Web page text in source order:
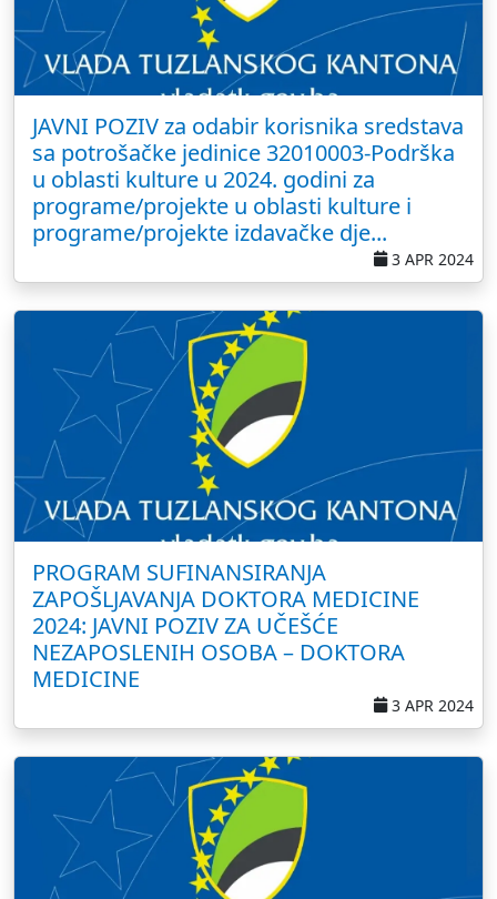
JAVNI POZIV za odabir korisnika sredstava
sa potrošačke jedinice 32010003-Podrška
u oblasti kulture u 2024. godini za
programe/projekte u oblasti kulture i
programe/projekte izdavačke dje...
3 APR 2024
PROGRAM SUFINANSIRANJA
ZAPOŠLJAVANJA DOKTORA MEDICINE
2024: JAVNI POZIV ZA UČEŠĆE
NEZAPOSLENIH OSOBA – DOKTORA
MEDICINE
3 APR 2024